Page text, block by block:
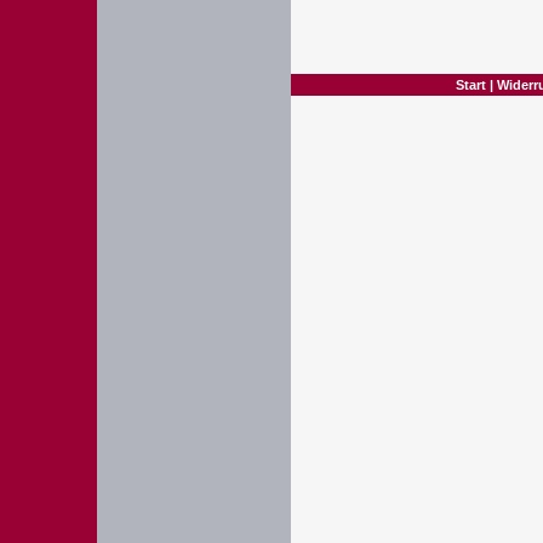
Start |